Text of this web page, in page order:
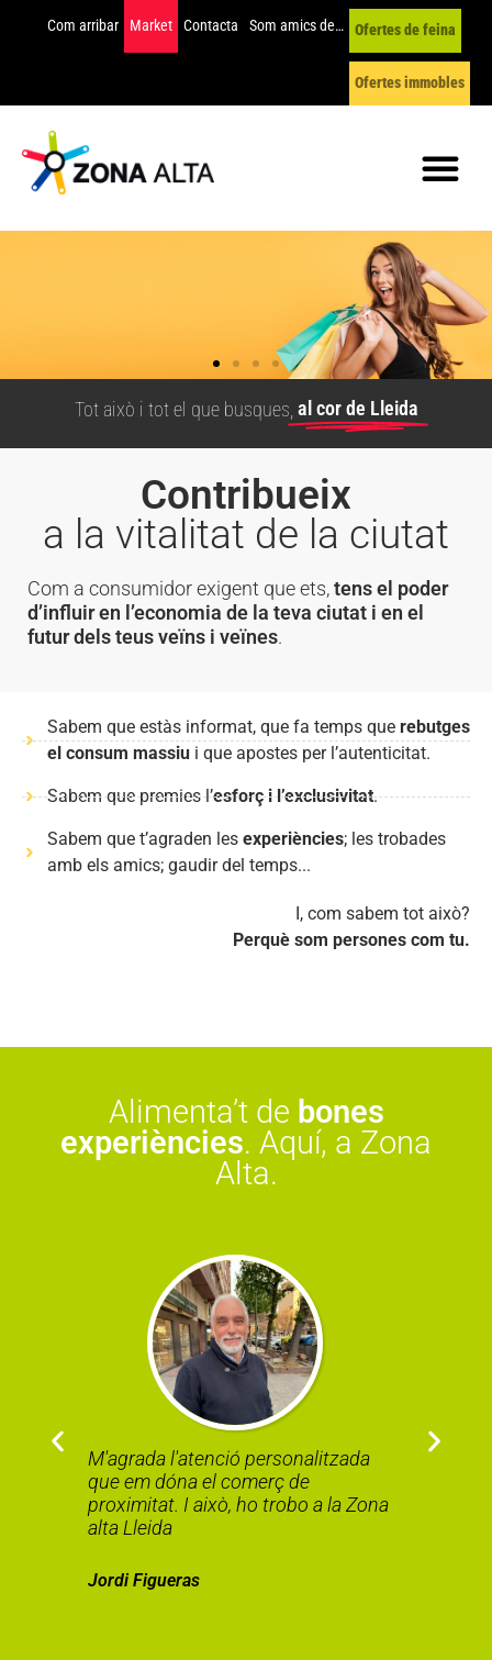
Com arribar Market Contacta Som amics de… Ofertes de feina
Ofertes immobles
Tot això i tot el que busques, al cor de Lleida
Contribueix
a la vitalitat de la ciutat
Com a consumidor exigent que ets, tens el poder
d’influir en l’economia de la teva ciutat i en el
futur dels teus veïns i veïnes.
Sabem que estàs informat, que fa temps que rebutges
el consum massiui que apostes per l’autenticitat.
Sabem que premies l’esforç i l’exclusivitat.
Sabem que t’agraden les experiències; les trobades
amb els amics; gaudir del temps...
I, com sabem tot això?
Perquè som persones com tu.
Alimenta’t de bones
experiències. Aquí, a Zona
Alta.
M'agrada l'atenció personalitzada
que em dóna el comerç de
proximitat. I això, ho trobo a la Zona
alta Lleida
Jordi Figueras